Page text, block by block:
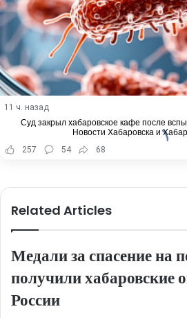
11 ч. назад
Суд закрыл хабаровское кафе после
Новости Хабаровска и
257
54 68
Related Articles
Медали за спасение на
получили
России